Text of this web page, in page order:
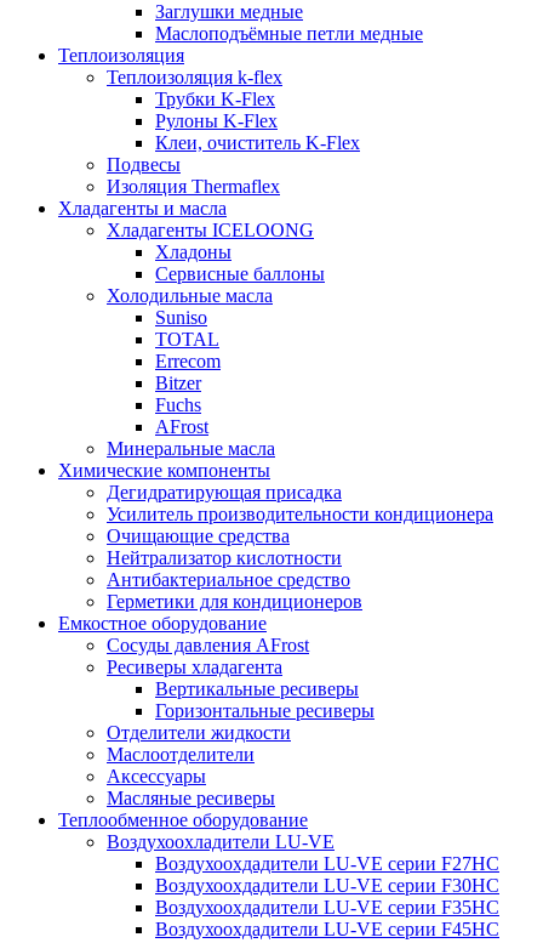
Заглушки медные
Маслоподъёмные петли медные
Теплоизоляция
Теплоизоляция k-flex
Трубки K-Flex
Рулоны K-Flex
Клеи, очиститель K-Flex
Подвесы
Изоляция Thermaflex
Хладагенты и масла
Хладагенты ICELOONG
Хладоны
Сервисные баллоны
Холодильные масла
Suniso
TOTAL
Errecom
Bitzer
Fuchs
AFrost
Минеральные масла
Химические компоненты
Дегидратирующая присадка
Усилитель производительности кондиционера
Очищающие средства
Нейтрализатор кислотности
Антибактериальное средство
Герметики для кондиционеров
Емкостное оборудование
Сосуды давления AFrost
Ресиверы хладагента
Вертикальные ресиверы
Горизонтальные ресиверы
Отделители жидкости
Маслоотделители
Аксессуары
Масляные ресиверы
Теплообменное оборудование
Воздухоохладители LU-VE
Воздухоохдадители LU-VE серии F27HC
Воздухоохдадители LU-VE серии F30HC
Воздухоохдадители LU-VE серии F35HC
Воздухоохдадители LU-VE серии F45HC